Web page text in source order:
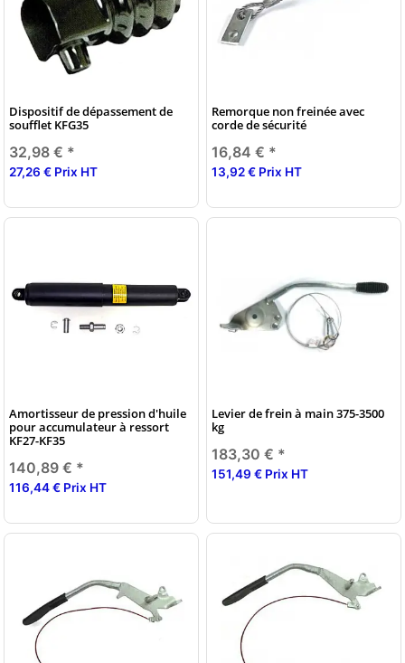
Dispositif de dépassement de
soufflet KFG35
32,98 € *
27,26 € Prix HT
Remorque non freinée avec
corde de sécurité
16,84 € *
13,92 € Prix HT
Amortisseur de pression d'huile
pour accumulateur à ressort
KF27-KF35
140,89 € *
116,44 € Prix HT
Levier de frein à main 375-3500
kg
183,30 € *
151,49 € Prix HT